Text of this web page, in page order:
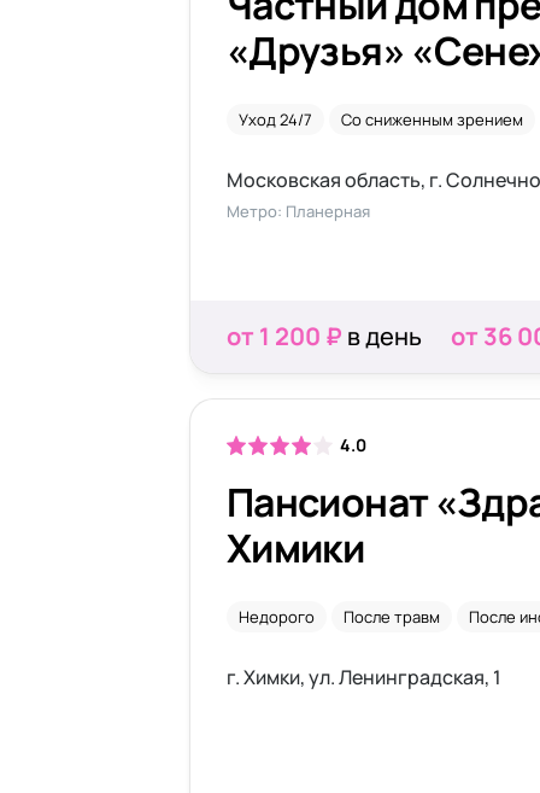
«Друзья»
Уход 24/7 Со сниженным зрением
Метро: Планерная
от 1 200 ₽ в день от 36
4.0
Пансионат
Химики
Недорого После травм После
г. Химки, ул. Ленинградская, 1